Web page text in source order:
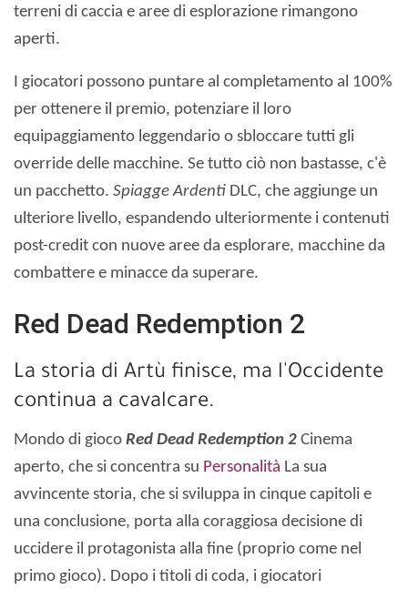
terreni di caccia e aree di esplorazione rimangono
aperti.
I giocatori possono puntare al completamento al 100%
per ottenere il premio, potenziare il loro
equipaggiamento leggendario o sbloccare tutti gli
override delle macchine. Se tutto ciò non bastasse, c'è
un pacchetto. Spiagge Ardenti DLC, che aggiunge un
ulteriore livello, espandendo ulteriormente i contenuti
post-credit con nuove aree da esplorare, macchine da
combattere e minacce da superare.
Red Dead Redemption 2
La storia di Artù finisce, ma l'Occidente
continua a cavalcare.
Mondo di gioco Red Dead Redemption 2 Cinema
aperto, che si concentra su Personalità La sua
avvincente storia, che si sviluppa in cinque capitoli e
una conclusione, porta alla coraggiosa decisione di
uccidere il protagonista alla fine (proprio come nel
primo gioco). Dopo i titoli di coda, i giocatori